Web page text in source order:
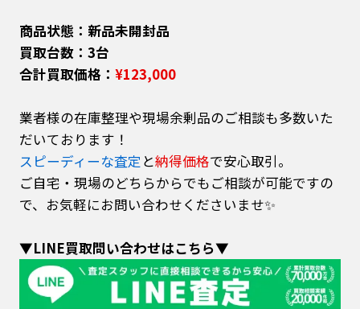
商品状態：新品未開封品
買取台数：3台
合計買取価格： ¥123,000
業者様の在庫整理や現場余剰品のご相談も多数いた
だいております！
スピーディーな査定 と納得価格で安心取引。
ご自宅・現場のどちらからでもご相談が可能ですの
で、お気軽にお問い合わせくださいませ✨
▼LINE買取問い合わせはこちら▼